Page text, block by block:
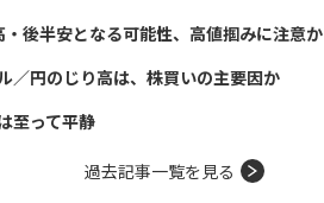
・後半安となる可能性、高値掴みに注意か
／円のじり高は、株買いの主要因か
至って平静
過去記事一覧を見る